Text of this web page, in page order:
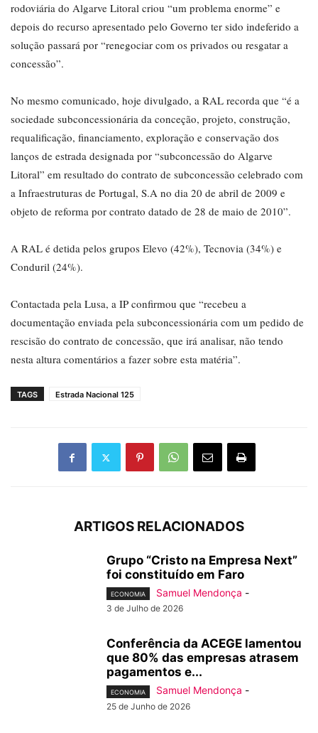
rodoviária do Algarve Litoral criou “um problema enorme” e
depois do recurso apresentado pelo Governo ter sido indeferido a
solução passará por “renegociar com os privados ou resgatar a
concessão”.
No mesmo comunicado, hoje divulgado, a RAL recorda que “é a
sociedade subconcessionária da conceção, projeto, construção,
requalificação, financiamento, exploração e conservação dos
lanços de estrada designada por “subconcessão do Algarve
Litoral” em resultado do contrato de subconcessão celebrado com
a Infraestruturas de Portugal, S.A no dia 20 de abril de 2009 e
objeto de reforma por contrato datado de 28 de maio de 2010”.
A RAL é detida pelos grupos Elevo (42%), Tecnovia (34%) e
Conduril (24%).
Contactada pela Lusa, a IP confirmou que “recebeu a
documentação enviada pela subconcessionária com um pedido de
rescisão do contrato de concessão, que irá analisar, não tendo
nesta altura comentários a fazer sobre esta matéria”.
TAGS Estrada Nacional 125
ARTIGOS RELACIONADOS
Grupo “Cristo na Empresa Next”
foi constituído em Faro
ECONOMIA Samuel Mendonça -
3 de Julho de 2026
Conferência da ACEGE lamentou
que 80% das empresas atrasem
pagamentos e...
ECONOMIA Samuel Mendonça -
25 de Junho de 2026